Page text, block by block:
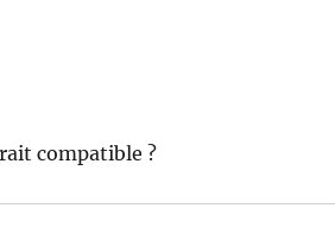
compatible ?